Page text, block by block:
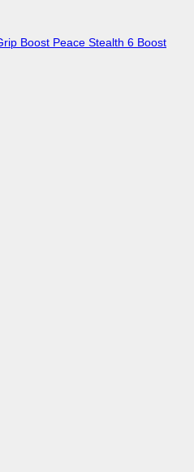
Boost Peace Stealth 6 Boost